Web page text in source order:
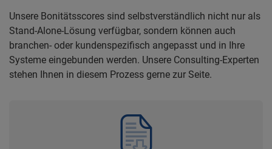
Unsere Bonitätsscores sind selbstverständlich nicht nur als
Stand-Alone-Lösung verfügbar, sondern können auch
branchen- oder kundenspezifisch angepasst und in Ihre
Systeme eingebunden werden. Unsere Consulting-Experten
stehen Ihnen in diesem Prozess gerne zur Seite.